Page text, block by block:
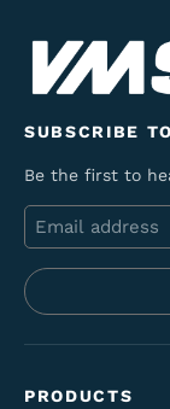
SUBSCRIBE
Be the first to
Email
PRODUCTS